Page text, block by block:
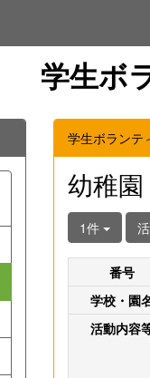
学生ボ
学生ボランテ
幼稚
1件
番号
学校・園
活動内容